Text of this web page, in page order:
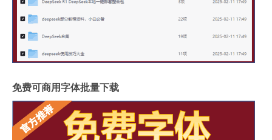
免费可商用字体批量下载